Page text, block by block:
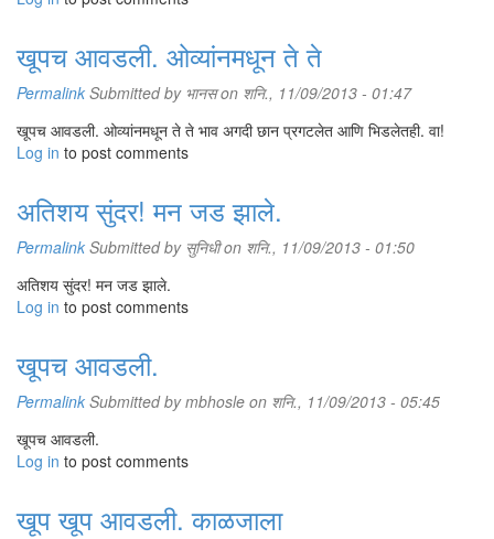
खूपच आवडली. ओव्यांनमधून ते ते
Permalink Submitted by भानसon शनि., 11/09/2013 - 01:47
खूपच आवडली. ओव्यांनमधून ते ते भाव अगदी छान प्रगटलेत आणि भिडलेतही. वा!
Log in to post comments
अतिशय सुंदर! मन जड झाले.
Permalink Submitted by सुनिधीon शनि., 11/09/2013 - 01:50
अतिशय सुंदर! मन जड झाले.
Log in to post comments
खूपच आवडली.
Permalink Submitted bymbhosle on शनि., 11/09/2013 - 05:45
खूपच आवडली.
Log in to post comments
खूप खूप आवडली. काळजाला